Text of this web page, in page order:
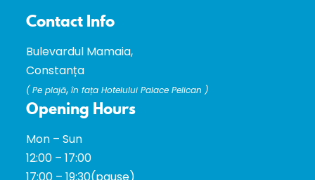
Contact Info
Bulevardul Mamaia,
Constanța
(Pe plajă, în fața Hotelului Palace Pelican )
Opening Hours
Mon – Sun
12:00 – 17:00